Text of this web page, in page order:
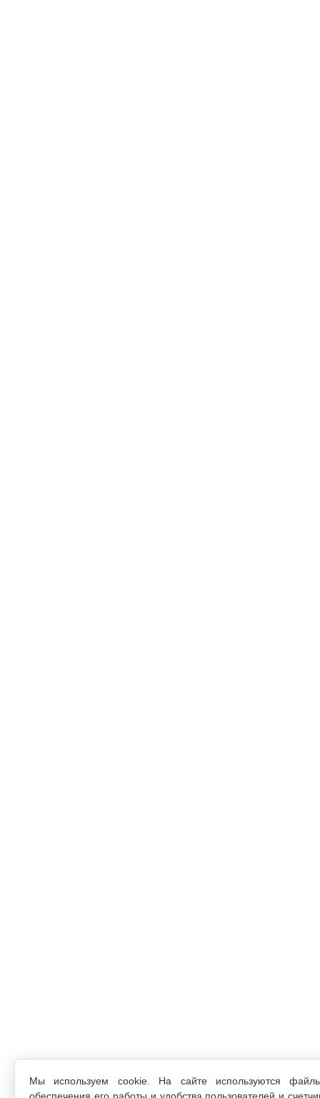
Мы используем cookie. На сайте используются